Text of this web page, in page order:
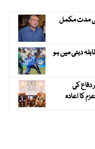
مدت مکمل
کا مقابلہ دبئی میں ہو
دفاع کی
کا اعادہ